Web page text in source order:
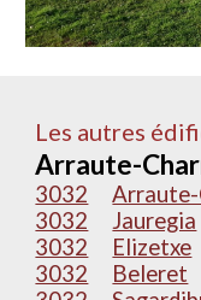
Les autres
Arraute-
3032
3032
Jauregia
3032
Elizetxe
3032
Beleret